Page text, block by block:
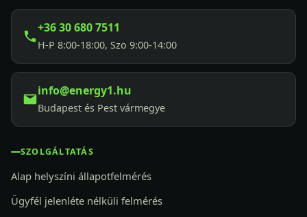
+36 30 680 7511
H-P 8:00-18:00, Szo 9:00-14:00
info@energy1.hu
Budapest és Pest vármegye
SZOLGÁLTATÁS
Alap helyszíni állapotfelmérés
Ügyfél jelenléte nélküli felmérés